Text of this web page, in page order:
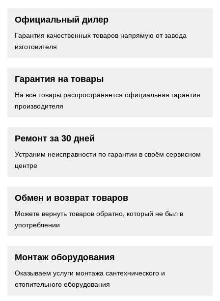
Официальный дилер
Гарантия качественных товаров напрямую от завода
изготовителя
Гарантия на товары
На все товары распространяется официальная гарантия
производителя
Ремонт за 30 дней
Устраним неисправности по гарантии в своём сервисном
центре
Обмен и возврат товаров
Можете вернуть товаров обратно, который не был в
употреблении
Монтаж оборудования
Оказываем услуги монтажа сантехнического и
отопительного оборудования